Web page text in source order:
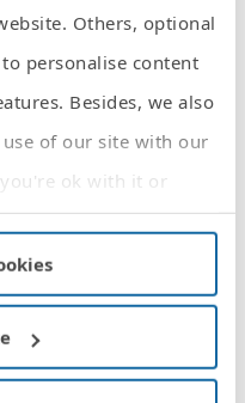
Others, optional
personalise content
Besides, we also
of our site with our
ok with it or
cookies policy
datos de contacto serán
Simon para los proyectos de
quien le contactará para
Puede ejercer sus derechos
Legal y la Política de
*